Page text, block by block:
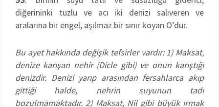
diğerininki tuzlu ve acı iki denizi salıveren ve
aralarına bir engel, aşılmaz bir sınır koyan O’dur.
Bu ayet hakkında değişik tefsirler vardır: 1) Maksat,
denize karışan nehir (Dicle gibi) ve onun karıştığı
denizdir. Denizi yarıp arasından fersahlarca akıp
gittiği halde, nehrin suyunun tadı
bozulmamaktadır. 2) Maksat, Nil gibi büyük ırmak